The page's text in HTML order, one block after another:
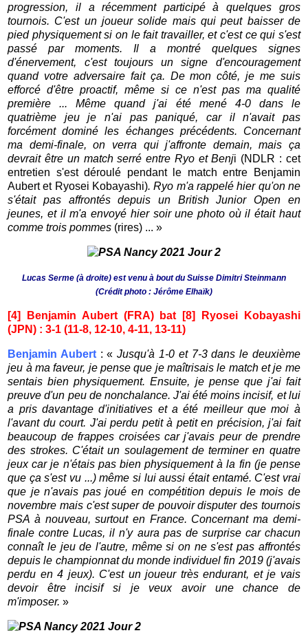
progression, il a récemment participé à quelques gros
tournois. C'est un joueur solide mais qui peut baisser de
pied physiquement si on le fait travailler, et c'est ce qui s'est
passé par moments. Il a montré quelques signes
d'énervement, c'est toujours un signe d'encouragement
quand votre adversaire fait ça. De mon côté, je me suis
efforcé d'être proactif, même si ce n'est pas ma qualité
première ... Même quand j'ai été mené 4-0 dans le
quatrième jeu je n'ai pas paniqué, car il n'avait pas
forcément dominé les échanges précédents. Concernant
ma demi-finale, on verra qui j'affronte demain, mais ça
devrait être un match serré entre Ryo et Benji (NDLR : cet
entretien s'est déroulé pendant le match entre Benjamin
Aubert et Ryosei Kobayashi). Ryo m'a rappelé hier qu'on ne
s'était pas affrontés depuis un British Junior Open en
jeunes, et il m'a envoyé hier soir une photo où il était haut
comme trois pommes (rires) ... »
Lucas Serme (à droite) est venu à bout du Suisse Dimitri Steinmann
(Crédit photo : Jérôme Elhaïk)
[4] Benjamin Aubert (FRA) bat [8] Ryosei Kobayashi
(JPN) : 3-1 (11-8, 12-10, 4-11, 13-11)
Benjamin Aubert: « Jusqu'à 1-0 et 7-3 dans le deuxième
jeu à ma faveur, je pense que je maîtrisais le match et je me
sentais bien physiquement. Ensuite, je pense que j'ai fait
preuve d'un peu de nonchalance. J'ai été moins incisif, et lui
a pris davantage d'initiatives et a été meilleur que moi à
l'avant du court. J'ai perdu petit à petit en précision, j'ai fait
beaucoup de frappes croisées car j'avais peur de prendre
des strokes. C'était un soulagement de terminer en quatre
jeux car je n'étais pas bien physiquement à la fin (je pense
que ça s'est vu ...) même si lui aussi était entamé. C'est vrai
que je n'avais pas joué en compétition depuis le mois de
novembre mais c'est super de pouvoir disputer des tournois
PSA à nouveau, surtout en France. Concernant ma demi-
finale contre Lucas, il n'y aura pas de surprise car chacun
connaît le jeu de l'autre, même si on ne s'est pas affrontés
depuis le championnat du monde individuel fin 2019 (j'avais
perdu en 4 jeux). C'est un joueur très endurant, et je vais
devoir être incisif si je veux avoir une chance de
m'imposer. »